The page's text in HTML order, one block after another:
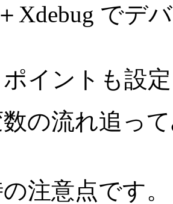
Xdebug でデ
イントも設
の流れ追っ
注意点です。